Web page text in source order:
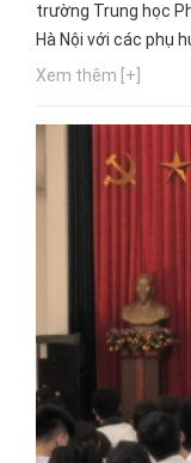
trường Trung học
Hà Nội với các phụ
pháp đồng hành với
Xem thêm [+]